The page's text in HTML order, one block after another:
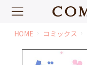
HOME chevron_right コミックス chevron_right